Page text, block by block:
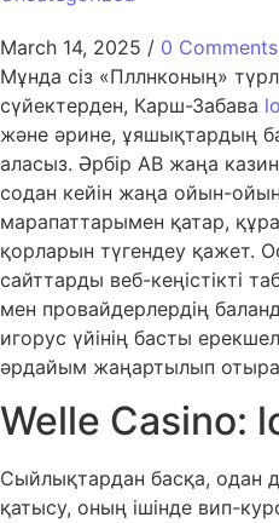
March 14, 2025 / 0 Comments
Мұнда сіз «Пллнконың»
сүйектерден, Карш-Забава
және әрине, ұяшықтардың
аласыз. Әрбір AB жаңа
содан кейін жаңа ойын-
марапаттарымен қатар,
қорларын түгендеу қажет.
сайттарды веб-кеңістікті
мен провайдерлердің
игорус үйінің басты
әрдайым жаңартылып
Welle Casino:
Сыйлықтардан басқа, одан
қатысу, оның ішінде вип-